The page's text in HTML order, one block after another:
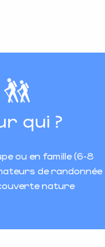
favoris
qui ?
ou en famille (6-8
de randonnée
nature